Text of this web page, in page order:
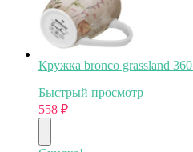
Кружка bronco grassland
Быстрый просмотр
558 ₽